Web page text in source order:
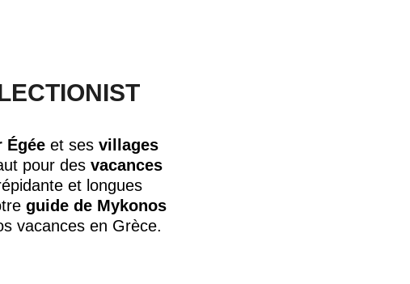
Égée et ses villages
pour des vacances
et longues
guide de Mykonos
vacances en Grèce.